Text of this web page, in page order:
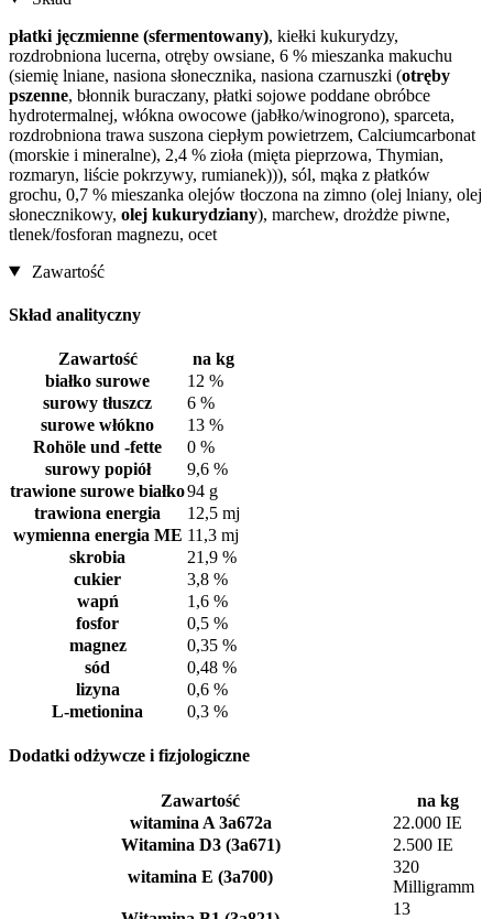
płatki jęczmienne (sfermentowany), kiełki kukurydzy,
rozdrobniona lucerna, otręby owsiane, 6 % mieszanka makuchu
(siemię lniane, nasiona słonecznika, nasiona czarnuszki (otręby
pszenne, błonnik buraczany, płatki sojowe poddane obróbce
hydrotermalnej, włókna owocowe (jabłko/winogrono), sparceta,
rozdrobniona trawa suszona ciepłym powietrzem, Calciumcarbonat
(morskie i mineralne), 2,4 % zioła (mięta pieprzowa, Thymian,
rozmaryn, liście pokrzywy, rumianek))), sól, mąka z płatków
grochu, 0,7 % mieszanka olejów tłoczona na zimno (olej lniany, olej
słonecznikowy, olej kukurydziany), marchew, drożdże piwne,
tlenek/fosforan magnezu, ocet
Zawartość
Skład analityczny
Zawartość
na kg
białko surowe
12 %
surowy tłuszcz
6 %
surowe włókno
13 %
Rohöle und -fette
0 %
surowy popiół
9,6 %
trawione surowe białko94 g
trawiona energia
12,5 mj
wymienna energia ME 11,3 mj
skrobia
21,9 %
cukier
3,8 %
wapń
1,6 %
fosfor
0,5 %
magnez
0,35 %
sód
0,48 %
lizyna
0,6 %
L-metionina
0,3 %
Dodatki odżywcze i fizjologiczne
Zawartość
na kg
witamina A 3a672a
22.000 IE
Witamina D3 (3a671)
2.500 IE
witamina E (3a700)
320
Milligramm
13